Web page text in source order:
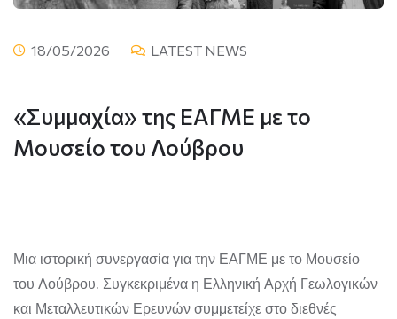
18/05/2026 LATEST NEWS
«Συμμαχία» της ΕΑΓΜΕ με το
Μουσείο του Λούβρου
Μια ιστορική συνεργασία για την ΕΑΓΜΕ με το Μουσείο
του Λούβρου. Συγκεκριμένα η Ελληνική Αρχή Γεωλογικών
και Μεταλλευτικών Ερευνών συμμετείχε στο διεθνές